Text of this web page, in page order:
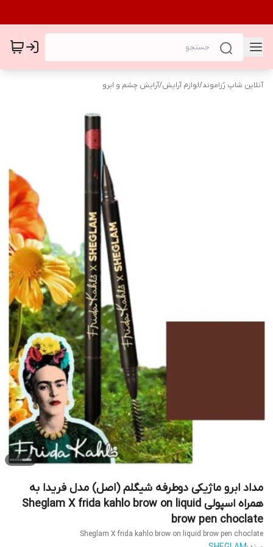
آنلاین شاپ رُزاموند/لوازم آرایش/آرایش چشم و ابرو
مداد ابرو ماژیکی دوطرفه شیگلم (اصل) مدل فریدا به
همراه اسپولی Sheglam X frida kahlo brow on liquid
brow pen choclate
Sheglam X frida kahlo brow on liquid brow pen choclate